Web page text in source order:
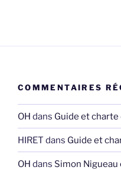
COMMENTAIRES
OH dans Guide et charte
HIRET dans Guide et
OH dans Simon